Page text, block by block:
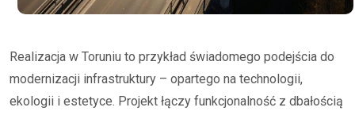
Realizacja w Toruniu to przykład świadomego podejścia do
modernizacji infrastruktury – opartego na technologii,
ekologii i estetyce. Projekt łączy funkcjonalność z dbałością